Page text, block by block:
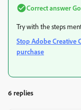
Correct answer
Try with the steps
Stop Adobe Creative
purchase
6 replies